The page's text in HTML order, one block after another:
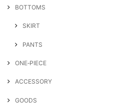
BOTTOMS
SKIRT
PANTS
ONE‐PIECE
ACCESSORY
GOODS